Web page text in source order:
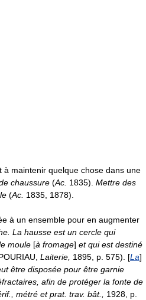
à maintenir quelque chose dans une
chaussure (Ac. 1835). Mettre des
(Ac. 1835, 1878).
à un ensemble pour en augmenter
La hausse est un cercle qui
moule [à fromage] et qui est destiné
Laiterie, 1895, p. 575). [La]
être disposée pour être garnie
afin de protéger la fonte de
métré et prat. trav. bât., 1928, p.